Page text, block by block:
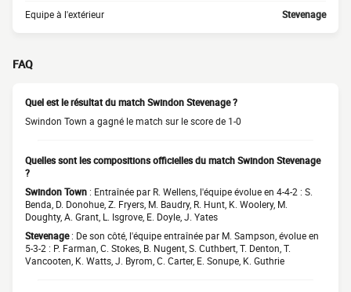
Equipe à l'extérieur Stevenage
FAQ
Quel est le résultat du match Swindon Stevenage ?
Swindon Town a gagné le match sur le score de 1-0
Quelles sont les compositions officielles du match Swindon Stevenage
?
Swindon Town : Entraînée par R. Wellens, l'équipe évolue en 4-4-2 : S.
Benda, D. Donohue, Z. Fryers, M. Baudry, R. Hunt, K. Woolery, M.
Doughty, A. Grant, L. Isgrove, E. Doyle, J. Yates
Stevenage: De son côté, l'équipe entraînée par M. Sampson, évolue en
5-3-2 : P. Farman, C. Stokes, B. Nugent, S. Cuthbert, T. Denton, T.
Vancooten, K. Watts, J. Byrom, C. Carter, E. Sonupe, K. Guthrie